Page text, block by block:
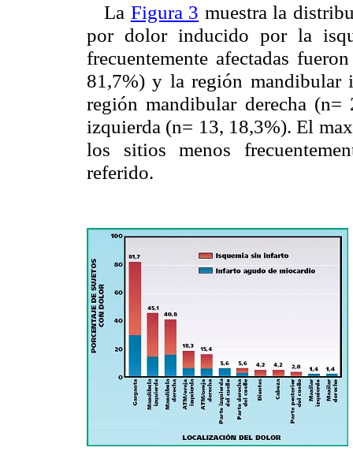
La Figura 3 muestra la
por dolor inducido por la
frecuentemente afectadas
81,7%) y la región mandibular
región mandibular derecha
izquierda (n= 13, 18,3%). El
los sitios menos
referido.